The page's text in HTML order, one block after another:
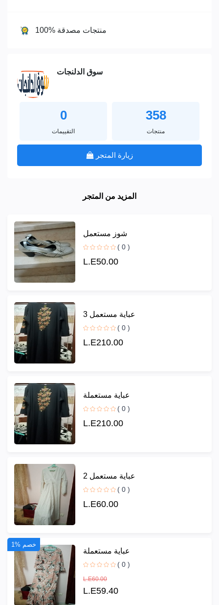
100% منتجات مصدقة
سوق الدلنجات
0
التقييمات
358
منتجات
زيارة المتجر
المزيد من المتجر
شوز مستعمل
( 0 )
L.E50.00
عباية مستعمل 3
( 0 )
L.E210.00
عباية مستعملة
( 0 )
L.E210.00
عباية مستعمل 2
( 0 )
L.E60.00
1% خصم
عباية مستعملة
( 0 )
L.E60.00
L.E59.40